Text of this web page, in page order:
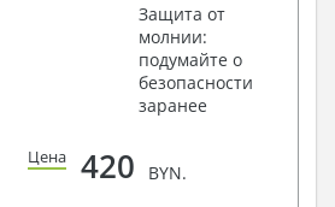
Защита от
молнии:
подумайте о
безопасности
заранее
Цена 420 BYN.